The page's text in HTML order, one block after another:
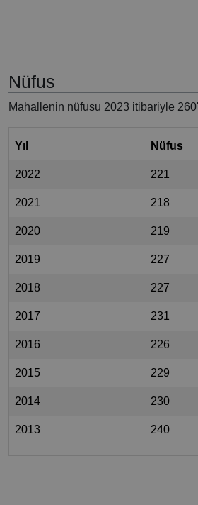
Nüfus
Mahallenin nüfusu 2023 itibariyle
Yıl Nüfus
2022 221
2021 218
2020 219
2019 227
2018 227
2017 231
2016 226
2015 229
2014 230
2013 240